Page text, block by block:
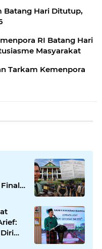
Batang Hari Ditutup,
RI Batang Hari
Masyarakat
Tarkam Kemenpora